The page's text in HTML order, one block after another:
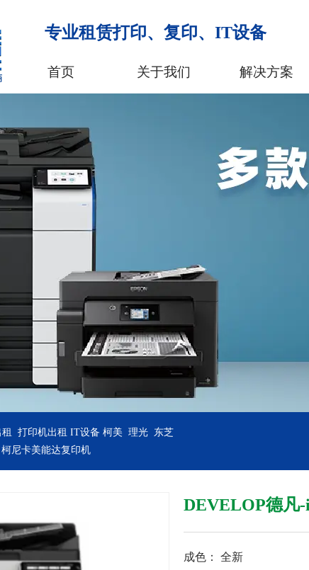
专业租赁打印、复印、IT设备
首页 关于我们 解决方案
打印机出租 IT设备 柯美 理光 东芝
尼卡美能达复印机
DEVELOP德凡-
成色： 全新